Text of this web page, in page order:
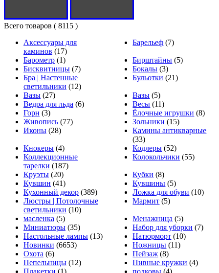
Всего товаров ( 8115 )
Аксессуары для
каминов (17)
Барельеф (7)
Барометр (1) Бирштайны (5)
Бисквитницы (7) Бокалы (3)
Бра | Настенные
светильники (12)
Бульотки (21)
Вазы (27) Вазы (5)
Ведра для льда (6) Весы (11)
Горн (3) Ёлочные игрушки (8)
Живопись (77) Зольники (15)
Иконы (28)
Камины антикварные
(33)
Кнокеры (4) Кодлеры (52)
Коллекционные
тарелки (187)
Колокольчики (55)
Круэты (20) Кубки (8)
Кувшин (41) Кувшины (5)
Кухонный декор (389) Ложка для обуви (10)
Люстры | Потолочные
светильники (10)
Мармит (5)
масленка (5) Менажница (5)
Миниатюры (35) Набор для уборки (7)
Настольные лампы (13) Натюрморт (10)
Новинки (6653) Ножницы (11)
Охота (6) Пейзаж (8)
Пепельницы (12) Пивные кружки (4)
Плакетки (1) подковы (4)